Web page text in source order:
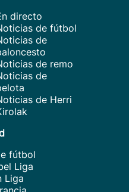
directo
de fútbol
de
de remo
de
de Herri
fútbol
Liga
Liga